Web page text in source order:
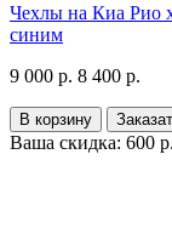
Чехлы на Киа Рио
синим
9 000 р. 8 400 р.
В корзину
Ваша скидка: 600 р.